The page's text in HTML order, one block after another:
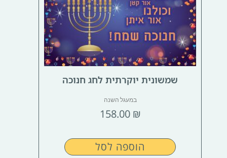
שמשונית יוקרתית לחג חנוכה
במעגל השנה
158.00 ₪
הוספה לסל